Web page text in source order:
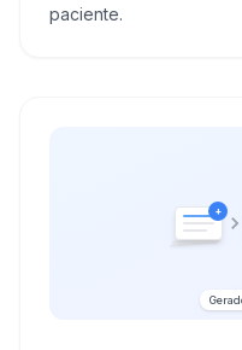
paciente.
+